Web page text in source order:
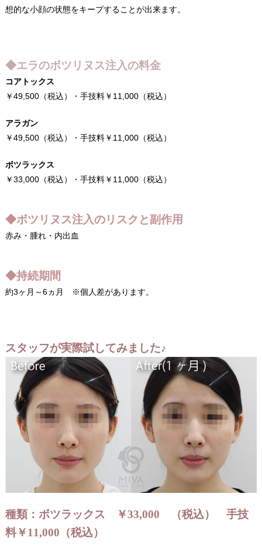
想的な小顔の状態をキープすることが出来ます。
◆エラのボツリヌス注入の料金
コアトックス
￥49,500（税込）・手技料￥11,000（税込）
アラガン
￥49,500（税込）・手技料￥11,000（税込）
ボツラックス
￥33,000（税込）・手技料￥11,000（税込）
◆ボツリヌス注入のリスクと副作用
赤み・腫れ・内出血
◆持続期間
約3ヶ月～6ヵ月 ※個人差があります。
スタッフが実際試してみました♪
種類：ボツラックス ￥33,000 （税込） 手技
料￥11,000（税込）